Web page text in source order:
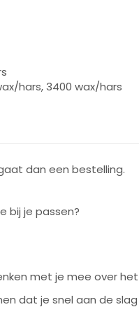
hars, 3400 wax/hars
dan een bestelling.
bij je passen?
met je mee over
dat je snel aan de slag